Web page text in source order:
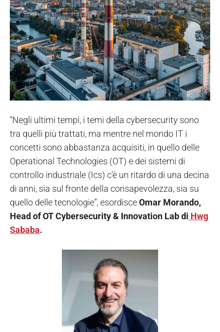
“Negli ultimi tempi, i temi della cybersecurity sono
tra quelli più trattati, ma mentre nel mondo IT i
concetti sono abbastanza acquisiti, in quello delle
Operational Technologies (OT) e dei sistemi di
controllo industriale (Ics) c’è un ritardo di una decina
di anni, sia sul fronte della consapevolezza, sia su
quello delle tecnologie”, esordisceOmar Morando,
Head of OT Cybersecurity & Innovation Lab di Hwg
Sababa.